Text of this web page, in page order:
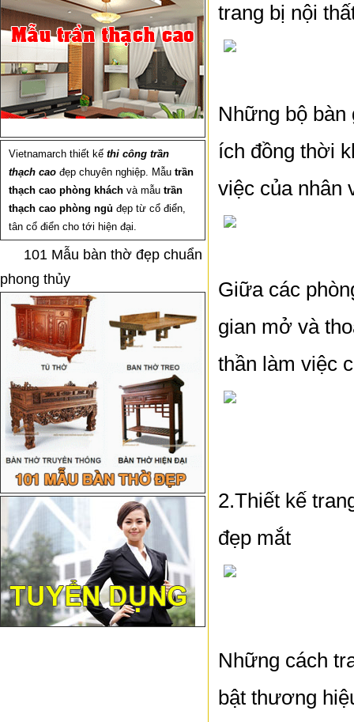
Vietnamarch thiết kế thi công trần
thạch cao đẹp chuyên nghiệp. Mẫu trần
thạch cao phòng khách và mẫu trần
thạch cao phòng ngủ đẹp từ cổ điển,
tân cổ điển cho tới hiện đại.
101 Mẫu bàn thờ đẹp chuẩn
phong thủy
trang bị nội
Những bộ bàn
ích đồng thời
việc của nhân
Giữa các
gian mở và
thần làm việc
2.Thiết kế
đẹp mắt
Những cách
bật thương